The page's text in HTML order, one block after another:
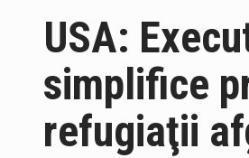
USA:
simplifice
refugiaţii